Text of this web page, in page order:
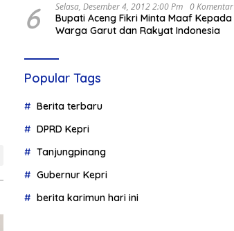
6 Selasa, Desember 4, 2012 2:00 Pm 0 Komentar
Bupati Aceng Fikri Minta Maaf Kepada
Warga Garut dan Rakyat Indonesia
Popular Tags
Berita terbaru
DPRD Kepri
Tanjungpinang
Gubernur Kepri
berita karimun hari ini